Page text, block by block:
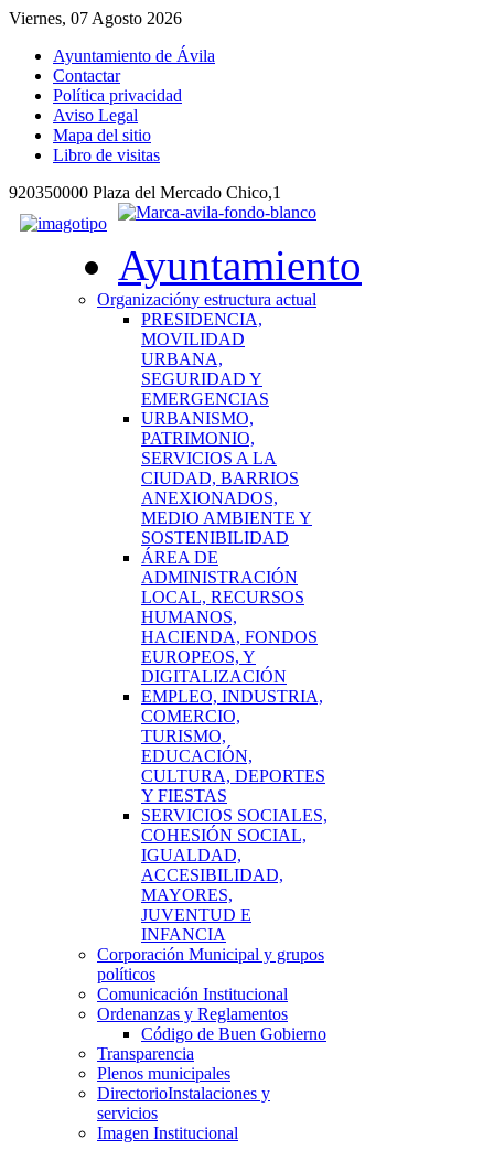
Viernes, 07 Agosto 2026
Ayuntamiento de Ávila
Contactar
Política privacidad
Aviso Legal
Mapa del sitio
Libro de visitas
920350000 Plaza del Mercado Chico,1
Ayuntamiento
Organizacióny estructura actual
PRESIDENCIA,
MOVILIDAD
URBANA,
SEGURIDAD Y
EMERGENCIAS
URBANISMO,
PATRIMONIO,
SERVICIOS A LA
CIUDAD, BARRIOS
ANEXIONADOS,
MEDIO AMBIENTE Y
SOSTENIBILIDAD
ÁREA DE
ADMINISTRACIÓN
LOCAL, RECURSOS
HUMANOS,
HACIENDA, FONDOS
EUROPEOS, Y
DIGITALIZACIÓN
EMPLEO, INDUSTRIA,
COMERCIO,
TURISMO,
EDUCACIÓN,
CULTURA, DEPORTES
Y FIESTAS
SERVICIOS SOCIALES,
COHESIÓN SOCIAL,
IGUALDAD,
ACCESIBILIDAD,
MAYORES,
JUVENTUD E
INFANCIA
Corporación Municipal y grupos
políticos
Comunicación Institucional
Ordenanzas y Reglamentos
Código de Buen Gobierno
Transparencia
Plenos municipales
DirectorioInstalaciones y
servicios
Imagen Institucional